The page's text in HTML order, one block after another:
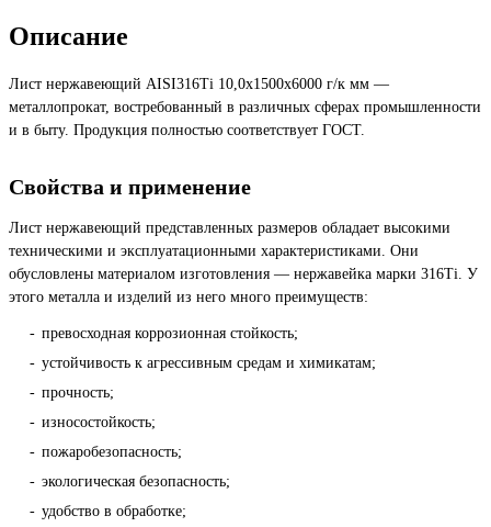
Описание
Лист нержавеющий AISI316Ti 10,0х1500х6000 г/к мм —
металлопрокат, востребованный в различных сферах промышленности
и в быту. Продукция полностью соответствует ГОСТ.
Свойства и применение
Лист нержавеющий представленных размеров обладает высокими
техническими и эксплуатационными характеристиками. Они
обусловлены материалом изготовления — нержавейка марки 316Ti. У
этого металла и изделий из него много преимуществ:
превосходная коррозионная стойкость;
устойчивость к агрессивным средам и химикатам;
прочность;
износостойкость;
пожаробезопасность;
экологическая безопасность;
удобство в обработке;